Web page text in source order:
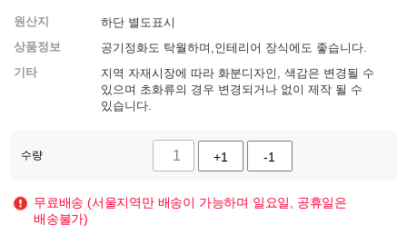
원산지
하단 별도표시
상품정보
공기정화도 탁월하며,인테리어 장식에도 좋습니다.
기타
지역 자재시장에 따라 화분디자인, 색감은 변경될 수
있으며 초화류의 경우 변경되거나 없이 제작 될 수
있습니다.
수량 +1 -1
무료배송 (서울지역만 배송이 가능하며 일요일, 공휴일은
배송불가)